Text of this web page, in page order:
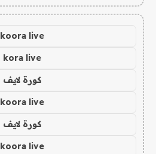
koora live
kora live
كورة لايف
koora live
كورة لايف
koora live